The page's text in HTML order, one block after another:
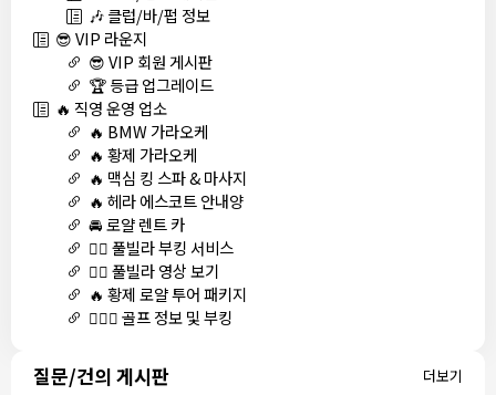
🎶 클럽/바/펍 정보
😎 VIP 라운지
😎 VIP 회원 게시판
🏆 등급 업그레이드
🔥 직영 운영 업소
🔥 BMW 가라오케
🔥 황제 가라오케
🔥 맥심 킹 스파 & 마사지
🔥 헤라 에스코트 안내양
🚘 로얄 렌트 카
🏊‍♀️ 풀빌라 부킹 서비스
🏊‍♀️ 풀빌라 영상 보기
🔥 황제 로얄 투어 패키지
🏌🏻‍♂️ 골프 정보 및 부킹
질문/건의 게시판 더보기